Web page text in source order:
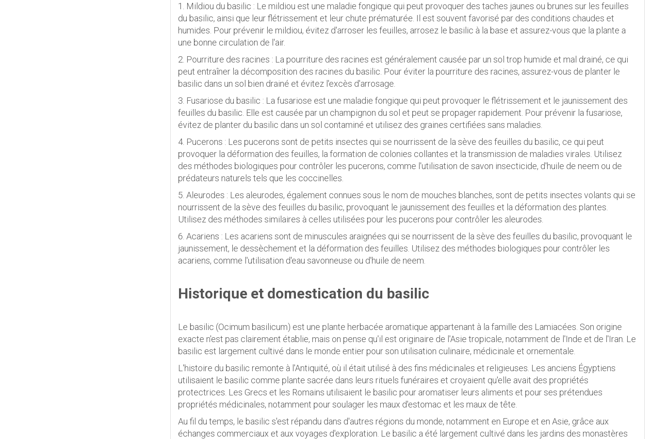
1. Mildiou du basilic : Le mildiou est une maladie fongique qui peut provoquer des taches jaunes ou brunes sur les feuilles
du basilic, ainsi que leur flétrissement et leur chute prématurée. Il est souvent favorisé par des conditions chaudes et
humides. Pour prévenir le mildiou, évitez d'arroser les feuilles, arrosez le basilic à la base et assurez-vous que la plante a
une bonne circulation de l'air.
2. Pourriture des racines : La pourriture des racines est généralement causée par un sol trop humide et mal drainé, ce qui
peut entraîner la décomposition des racines du basilic. Pour éviter la pourriture des racines, assurez-vous de planter le
basilic dans un sol bien drainé et évitez l'excès d'arrosage.
3. Fusariose du basilic : La fusariose est une maladie fongique qui peut provoquer le flétrissement et le jaunissement des
feuilles du basilic. Elle est causée par un champignon du sol et peut se propager rapidement. Pour prévenir la fusariose,
évitez de planter du basilic dans un sol contaminé et utilisez des graines certifiées sans maladies.
4. Pucerons : Les pucerons sont de petits insectes qui se nourrissent de la sève des feuilles du basilic, ce qui peut
provoquer la déformation des feuilles, la formation de colonies collantes et la transmission de maladies virales. Utilisez
des méthodes biologiques pour contrôler les pucerons, comme l'utilisation de savon insecticide, d'huile de neem ou de
prédateurs naturels tels que les coccinelles.
5. Aleurodes : Les aleurodes, également connues sous le nom de mouches blanches, sont de petits insectes volants qui se
nourrissent de la sève des feuilles du basilic, provoquant le jaunissement des feuilles et la déformation des plantes.
Utilisez des méthodes similaires à celles utilisées pour les pucerons pour contrôler les aleurodes.
6. Acariens : Les acariens sont de minuscules araignées qui se nourrissent de la sève des feuilles du basilic, provoquant le
jaunissement, le dessèchement et la déformation des feuilles. Utilisez des méthodes biologiques pour contrôler les
acariens, comme l'utilisation d'eau savonneuse ou d'huile de neem.
Historique et domestication du basilic
Le basilic (Ocimum basilicum) est une plante herbacée aromatique appartenant à la famille des Lamiacées. Son origine
exacte n'est pas clairement établie, mais on pense qu'il est originaire de l'Asie tropicale, notamment de l'Inde et de l'Iran. Le
basilic est largement cultivé dans le monde entier pour son utilisation culinaire, médicinale et ornementale.
L'histoire du basilic remonte à l'Antiquité, où il était utilisé à des fins médicinales et religieuses. Les anciens Égyptiens
utilisaient le basilic comme plante sacrée dans leurs rituels funéraires et croyaient qu'elle avait des propriétés
protectrices. Les Grecs et les Romains utilisaient le basilic pour aromatiser leurs aliments et pour ses prétendues
propriétés médicinales, notamment pour soulager les maux d'estomac et les maux de tête.
Au fil du temps, le basilic s'est répandu dans d'autres régions du monde, notamment en Europe et en Asie, grâce aux
échanges commerciaux et aux voyages d'exploration. Le basilic a été largement cultivé dans les jardins des monastères